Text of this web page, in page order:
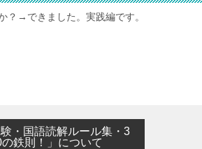
？→できました。実践編です。
験・国語読解ルール集・3
鉄則！」について